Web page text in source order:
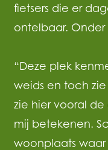
fietsers die er
ontelbaar.
“Deze plek
weids en toch
zie hier vooral
mij betekenen.
woonplaats waar